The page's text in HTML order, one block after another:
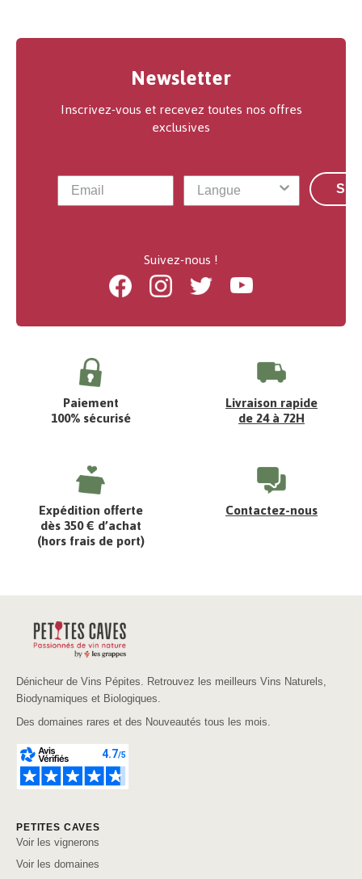
Newsletter
Inscrivez-vous et recevez toutes nos offres
exclusives
Suivez-nous !
FacebookInstagramTwitter Youtube
Paiement
100% sécurisé
Livraison rapide
de 24 à 72H
Expédition offerte
dès 350 € d’achat
(hors frais de port)
Contactez-nous
Dénicheur de Vins Pépites. Retrouvez les meilleurs Vins Naturels,
Biodynamiques et Biologiques.
Des domaines rares et des Nouveautés tous les mois.
PETITES CAVES
Voir les vignerons
Voir les domaines